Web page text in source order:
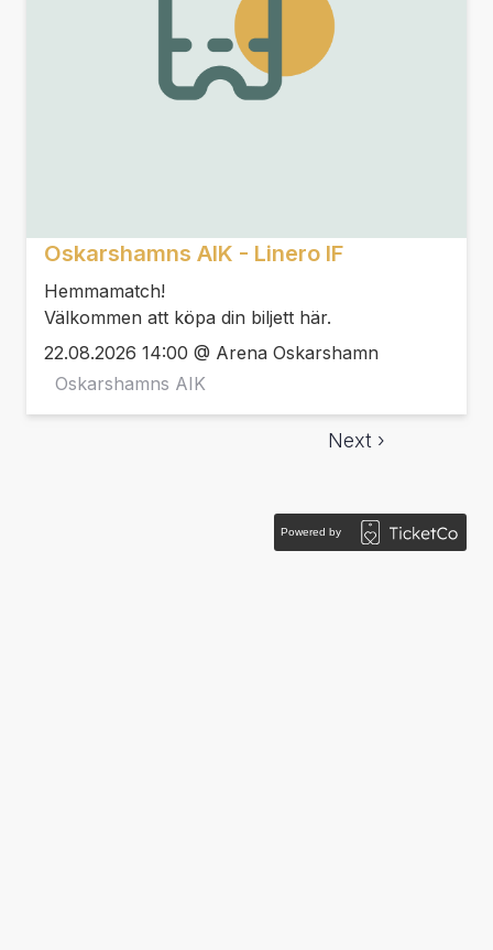
Oskarshamns AIK - Linero IF
Hemmamatch!
Välkommen att köpa din biljett här.
22.08.2026 14:00 @ Arena Oskarshamn
Oskarshamns AIK
Next ›
Powered by